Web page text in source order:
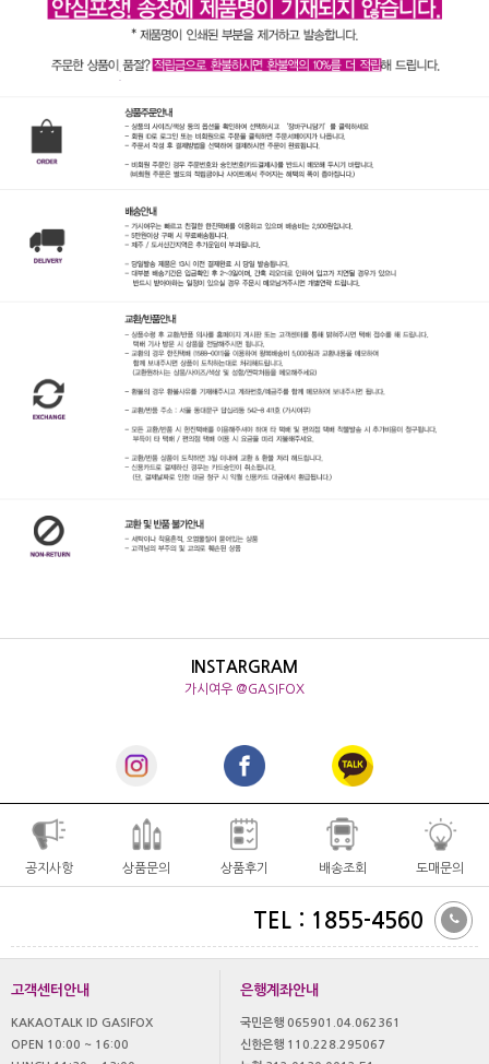
INSTARGRAM
가시여우 @GASIFOX
공지사항 상품문의 상품후기 배송조회 도매문의
TEL : 1855-4560
고객센터안내
KAKAOTALK ID GASIFOX
OPEN 10:00 ~ 16:00
은행계좌안내
국민은행 065901.04.062361
신한은행 110.228.295067